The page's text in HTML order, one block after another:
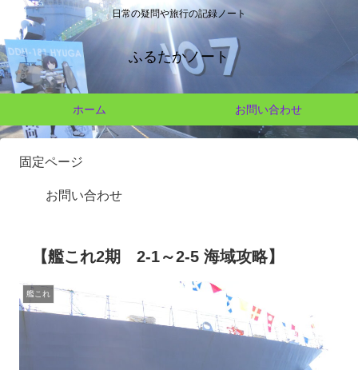
日常の疑問や旅行の記録ノート
ふるたかノート
ホーム お問い合わせ
固定ページ
お問い合わせ
【艦これ2期 2-1～2-5 海域攻略】
艦これ